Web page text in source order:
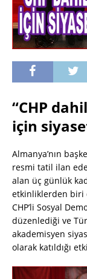
“CHP
için
Almanya’nın
resmi tatil ilan
alan üç günlük
etkinliklerden biri
CHP’li Sosyal
düzenlediği ve
akademisyen
olarak katıldığı